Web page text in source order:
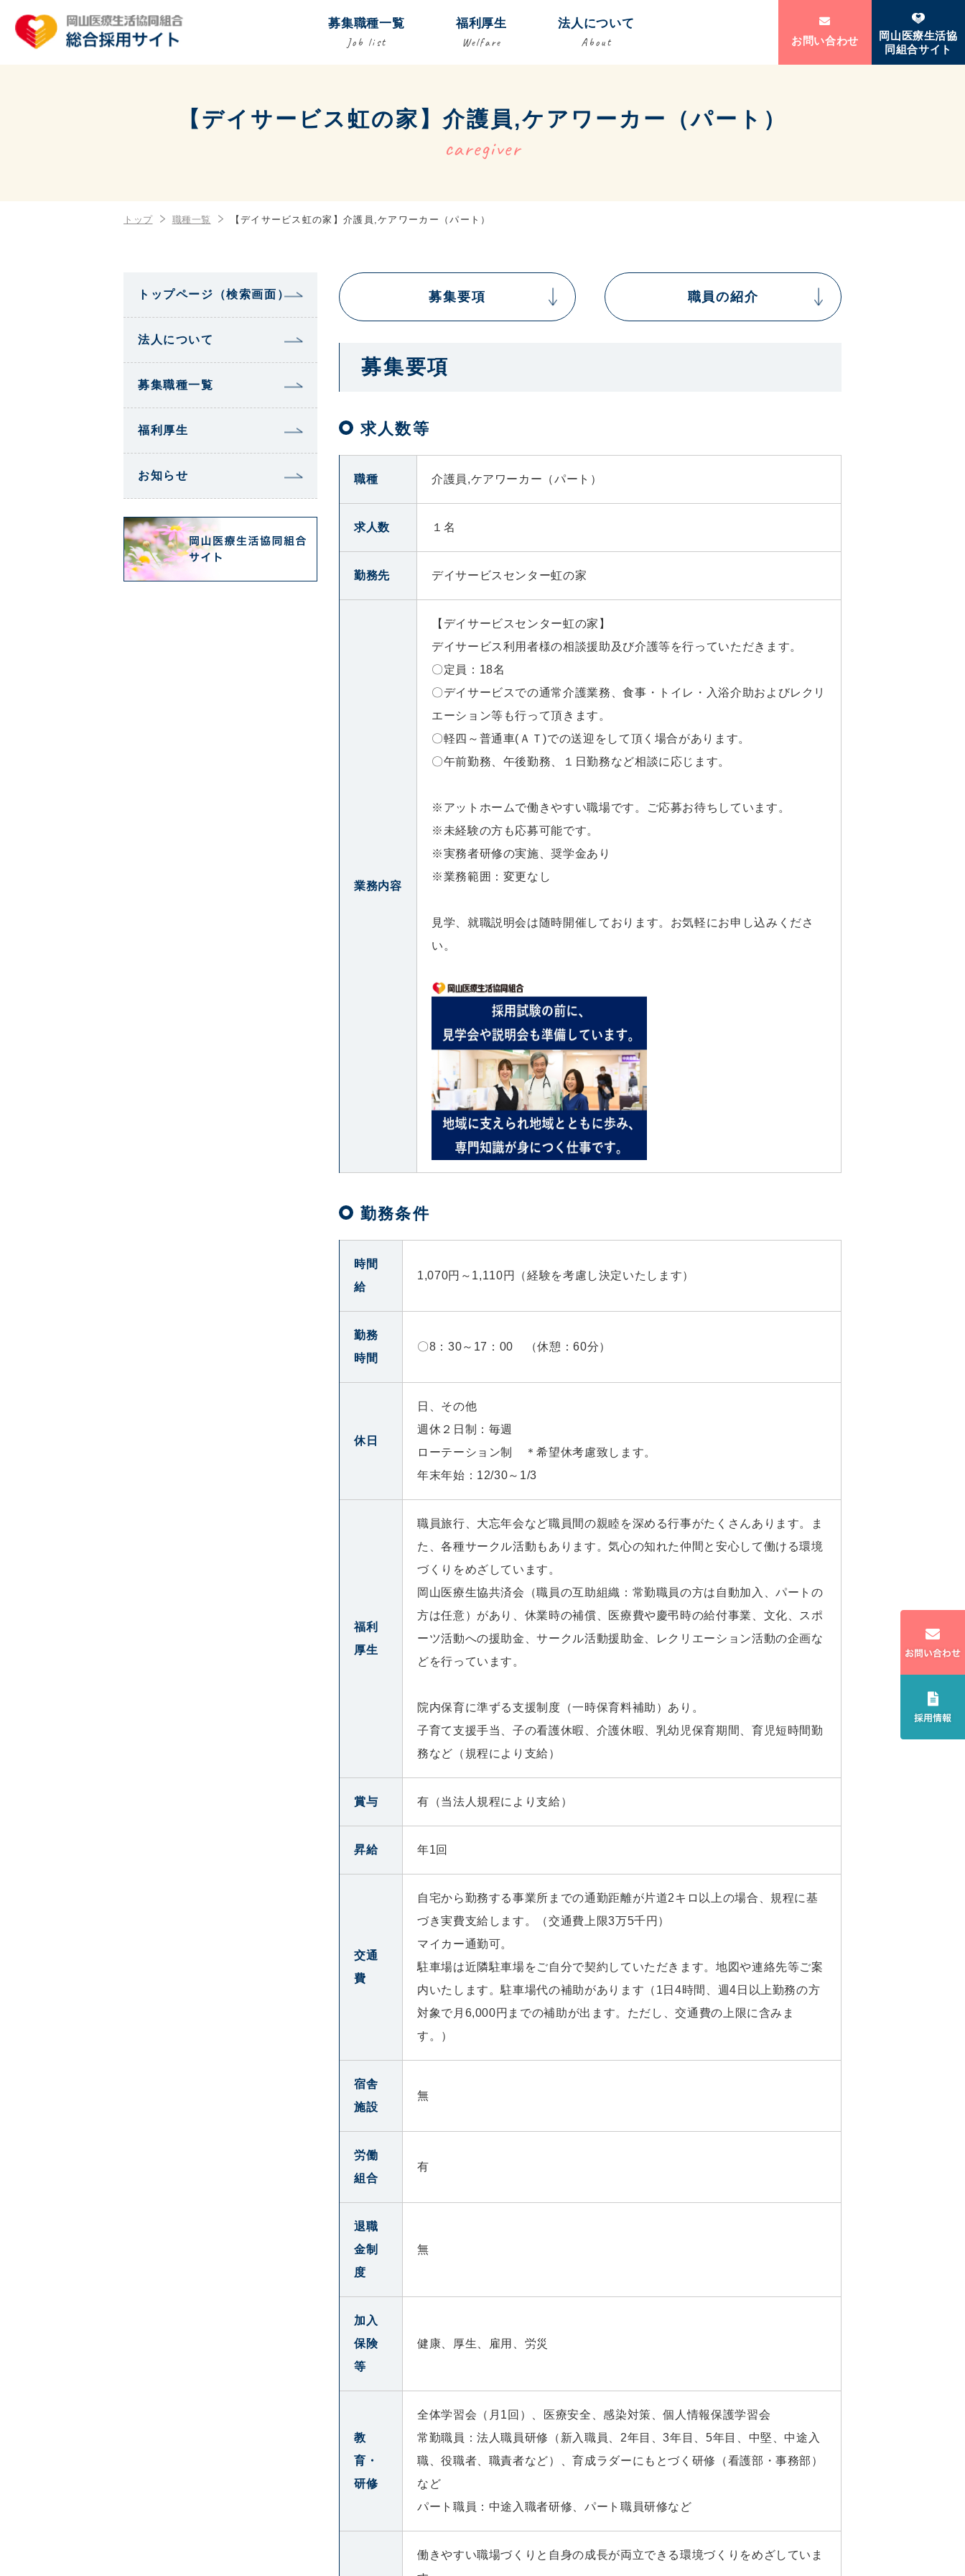
募集職種一覧
Job list
福利厚生
Welfare
法人について
About
お問い合わせ
岡山医療生活協
同組合サイト
【デイサービス虹の家】介護員,ケアワーカー（パート）
caregiver
トップ 職種一覧 【デイサービス虹の家】介護員,ケアワーカー（パート）
募集要項 職員の紹介
募集要項
求人数等
職種 介護員,ケアワーカー（パート）
求人数 １名
勤務先 デイサービスセンター虹の家
業務内容
【デイサービスセンター虹の家】
デイサービス利用者様の相談援助及び介護等を行っていただきます。
〇定員：18名
〇デイサービスでの通常介護業務、食事・トイレ・入浴介助およびレクリ
エーション等も行って頂きます。
〇軽四～普通車(ＡＴ)での送迎をして頂く場合があります。
〇午前勤務、午後勤務、１日勤務など相談に応じます。
※アットホームで働きやすい職場です。ご応募お待ちしています。
※未経験の方も応募可能です。
※実務者研修の実施、奨学金あり
※業務範囲：変更なし
見学、就職説明会は随時開催しております。お気軽にお申し込みくださ
い。
勤務条件
時間
給
1,070円～1,110円（経験を考慮し決定いたします）
勤務
時間
〇8：30～17：00 （休憩：60分）
休日
日、その他
週休２日制：毎週
ローテーション制 ＊希望休考慮致します。
年末年始：12/30～1/3
福利
厚生
職員旅行、大忘年会など職員間の親睦を深める行事がたくさんあります。ま
た、各種サークル活動もあります。気心の知れた仲間と安心して働ける環境
づくりをめざしています。
岡山医療生協共済会（職員の互助組織：常勤職員の方は自動加入、パートの
方は任意）があり、休業時の補償、医療費や慶弔時の給付事業、文化、スポ
ーツ活動への援助金、サークル活動援助金、レクリエーション活動の企画な
どを行っています。
院内保育に準ずる支援制度（一時保育料補助）あり。
子育て支援手当、子の看護休暇、介護休暇、乳幼児保育期間、育児短時間勤
務など（規程により支給）
賞与 有（当法人規程により支給）
昇給 年1回
交通
費
自宅から勤務する事業所までの通勤距離が片道2キロ以上の場合、規程に基
づき実費支給します。（交通費上限3万5千円）
マイカー通勤可。
駐車場は近隣駐車場をご自分で契約していただきます。地図や連絡先等ご案
内いたします。駐車場代の補助があります（1日4時間、週4日以上勤務の方
対象で月6,000円までの補助が出ます。ただし、交通費の上限に含みま
す。）
宿舎
施設
無
労働
組合
有
退職
金制
度
無
加入
保険
等
健康、厚生、雇用、労災
教
育・
研修
全体学習会（月1回）、医療安全、感染対策、個人情報保護学習会
常勤職員：法人職員研修（新入職員、2年目、3年目、5年目、中堅、中途入
職、役職者、職責者など）、育成ラダーにもとづく研修（看護部・事務部）
など
パート職員：中途入職者研修、パート職員研修など
働きやすい職場づくりと自身の成長が両立できる環境づくりをめざしていま
トップページ（検索画面）
法人について
募集職種一覧
福利厚生
お知らせ